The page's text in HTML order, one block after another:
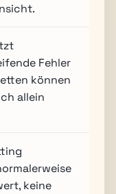
Fehler
können
allein
keine